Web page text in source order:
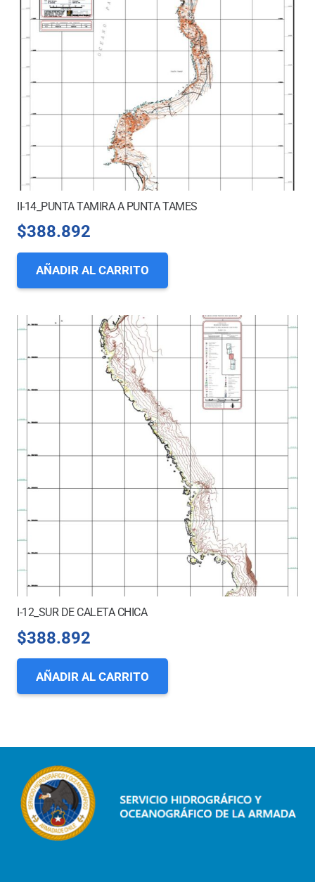
II-14_PUNTA TAMIRA A PUNTA TAMES
$388.892
AÑADIR AL CARRITO
I-12_SUR DE CALETA CHICA
$388.892
AÑADIR AL CARRITO